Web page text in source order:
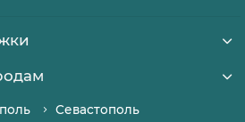
Севастополь